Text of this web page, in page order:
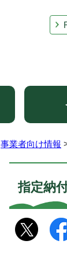
事業者向け情報
指定納